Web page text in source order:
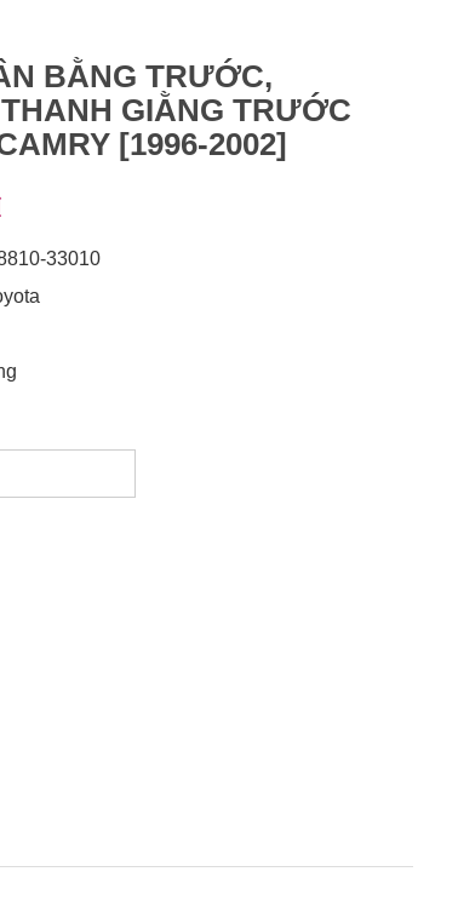
BẰNG TRƯỚC,
GIẰNG TRƯỚC
[1996-2002]
33010